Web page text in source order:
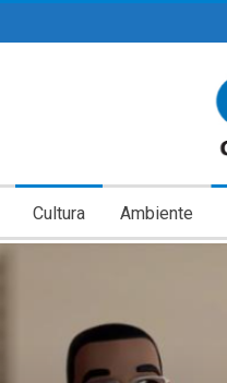
Cultura Ambiente